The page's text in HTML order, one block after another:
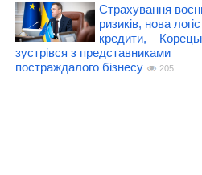
Страхування
ризиків, нова
кредити, –
зустрівся з представниками
постраждалого бізнесу
205